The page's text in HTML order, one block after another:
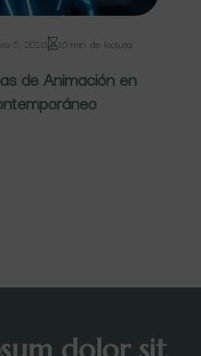
5, 2026 10 min de lectura
de Animación en